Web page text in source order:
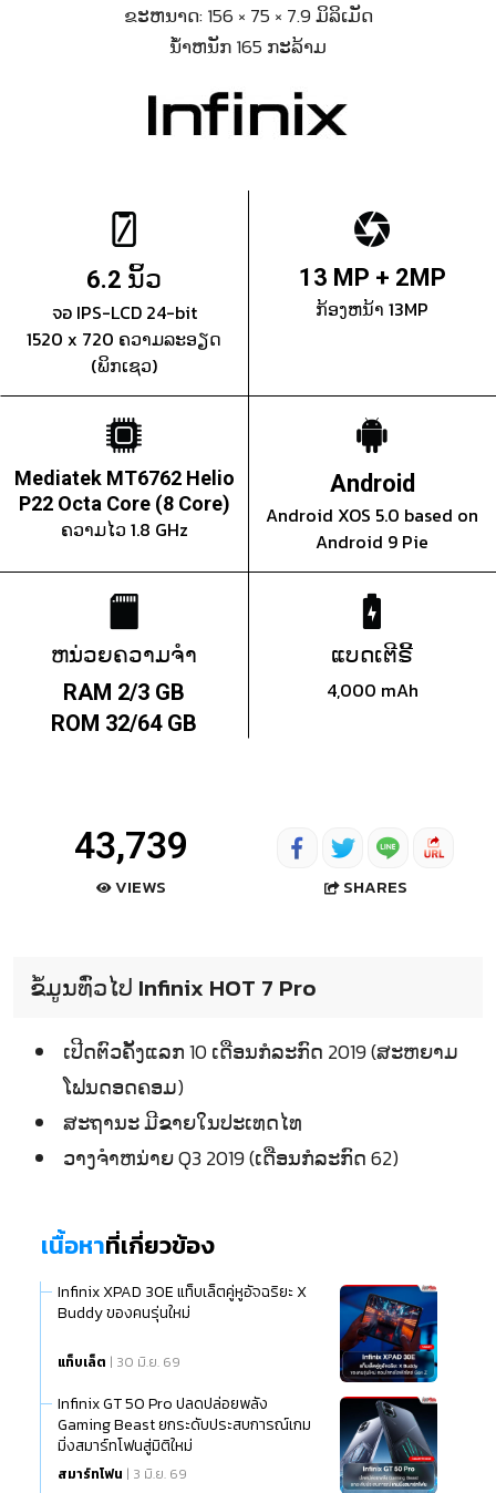
ຂະຫນາດ: 156 × 75 × 7.9 ມິລິເມັດ
ນ້ຳຫນັກ 165 ກະລ້າມ
6.2 ນິ້ວ
จอ IPS-LCD 24-bit
1520 x 720 ຄວາມລະອຽດ
(ພິກເຊວ)
13 MP + 2MP
ກ້ອງຫນ້າ 13MP
Mediatek MT6762 Helio
P22 Octa Core (8 Core)
ຄວາມໄວ 1.8 GHz
Android
Android XOS 5.0 based on
Android 9 Pie
ຫນ່ວຍຄວາມຈຳ
RAM 2/3 GB
ROM 32/64 GB
ແບດເຕີຣີ້
4,000 mAh
43,739
VIEWS SHARES
ຂໍ້ມູນທົ່ວໄປ Infinix HOT 7 Pro
ເປີດຕົວຄັ້ງແລກ 10 ເດືອນກໍລະກົດ 2019 (ສະຫຍາມ
ໂຟນດອດຄອມ)
ສະຖານະ ມີຂາຍໃນປະເທດໄທ
ວາງຈຳຫນ່າຍ Q3 2019 (ເດືອນກໍລະກົດ 62)
เนื้อหาที่เกี่ยวข้อง
Infinix XPAD 30E แท็บเล็ตคู่หูอัจฉริยะ X
Buddy ของคนรุ่นใหม่
แท็บเล็ต | 30 มิ.ย. 69
Infinix GT 50 Pro ปลดปล่อยพลัง
Gaming Beast ยกระดับประสบการณ์เกม
มิ่งสมาร์ทโฟนสู่มิติใหม่
สมาร์ทโฟน | 3 มิ.ย. 69